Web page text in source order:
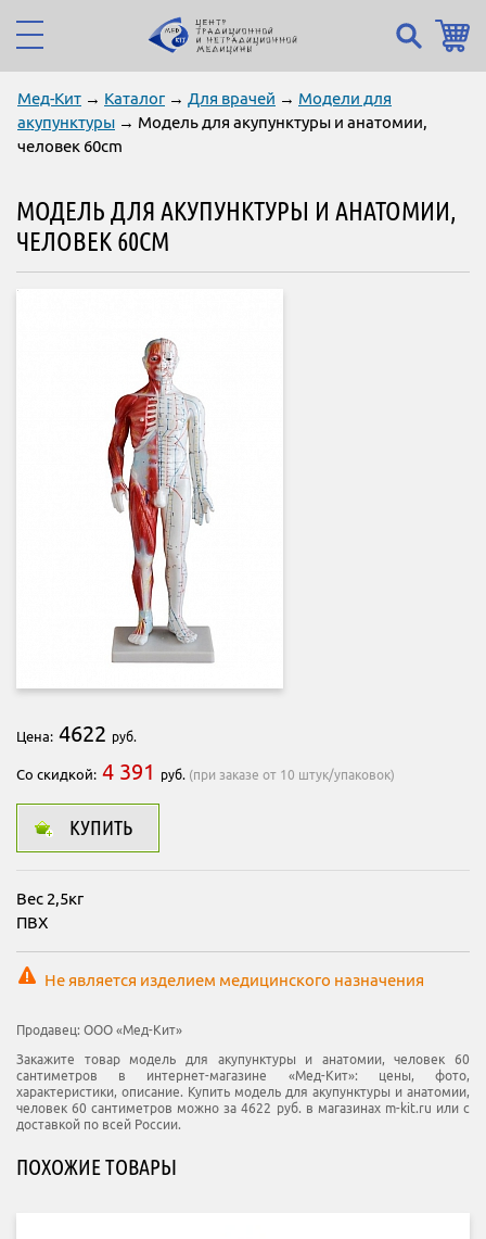
Мед-Кит → Каталог → Для врачей → Модели для
акупунктуры → Модель для акупунктуры и анатомии,
человек 60cm
МОДЕЛЬ ДЛЯ АКУПУНКТУРЫ И АНАТОМИИ,
ЧЕЛОВЕК 60CM
Цена: 4622 руб.
Со скидкой: 4 391 руб. (при заказе от 10 штук/упаковок)
КУПИТЬ
Вес 2,5кг
ПВХ
Не является изделием медицинского назначения
Продавец: ООО «Мед-Кит»
Закажите товар модель для акупунктуры и анатомии, человек 60
сантиметров в интернет-магазине «Мед-Кит»: цены, фото,
характеристики, описание. Купить модель для акупунктуры и анатомии,
человек 60 сантиметров можно за 4622 руб. в магазинах m-kit.ru или с
доставкой по всей России.
ПОХОЖИЕ ТОВАРЫ